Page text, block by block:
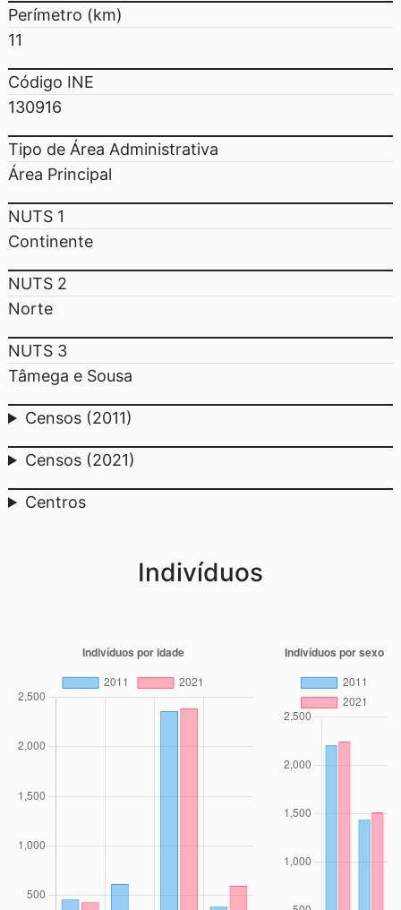
Perímetro (km)
11
Código INE
130916
Tipo de Área Administrativa
Área Principal
NUTS 1
Continente
NUTS 2
Norte
NUTS 3
Tâmega e Sousa
Censos (2011)
Censos (2021)
Centros
Indivíduos